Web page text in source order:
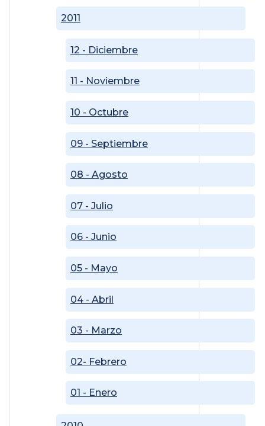
2011
01 - Enero
02- Febrero
03 - Marzo
04 - Abril
05 - Mayo
06 - Junio
07 - Julio
08 - Agosto
09 - Septiembre
10 - Octubre
11 - Noviembre
12 - Diciembre